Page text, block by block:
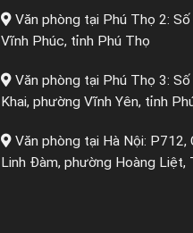
Văn phòng tại Phú Thọ 2:
Vĩnh Phúc, tỉnh Phú Thọ
Văn phòng tại Phú Thọ 3:
Khai, phường Vĩnh Yên, tỉnh
Văn phòng tại Hà Nội: P712,
Linh Đàm, phường Hoàng Liệt,